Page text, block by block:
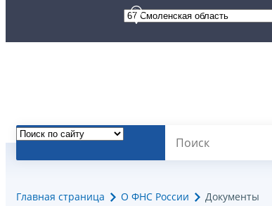
Главная страница О ФНС России Документы